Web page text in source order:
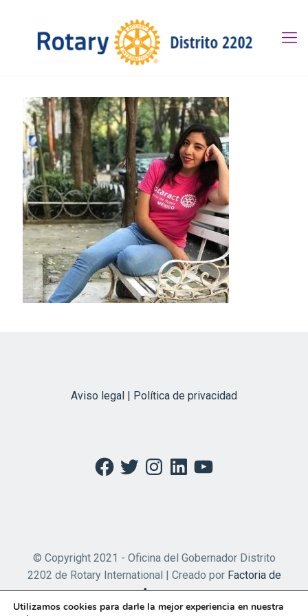
Aviso legal | Política de privacidad
Facebook
TwitterInstagramLinkedInYouTube
© Copyright 2021 - Oficina del Gobernador Distrito
2202 de Rotary International | Creado por Factoria de
Apps
Utilizamos cookies para darle la mejor experiencia en nuestra